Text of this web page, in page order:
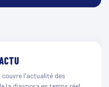
couvre l'actualité des